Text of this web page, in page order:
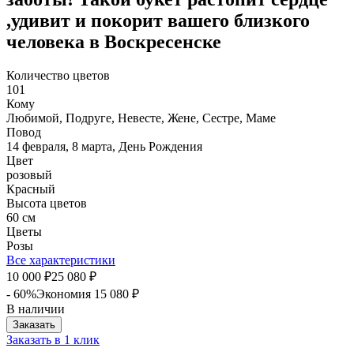
,удивит и покорит вашего близкого
человека в Воскресенске
Количество цветов
101
Кому
Любимой, Подруге, Невесте, Жене, Сестре, Маме
Повод
14 февраля, 8 марта, День Рождения
Цвет
розовый
Красный
Высота цветов
60 см
Цветы
Розы
Все характеристики
10 000 ₽25 080 ₽
- 60%Экономия 15 080 ₽
В наличии
Заказать
Заказать в 1 клик